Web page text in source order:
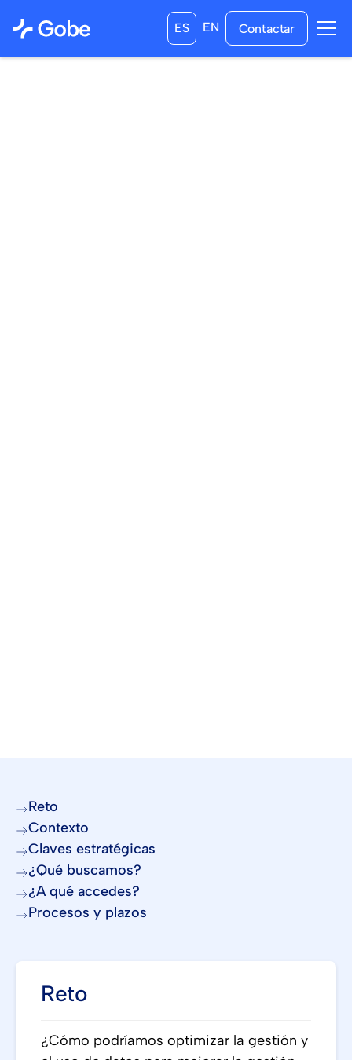
Reto
Contexto
Claves estratégicas
¿Qué buscamos?
¿A qué accedes?
Procesos y plazos
Reto
¿Cómo podríamos optimizar la gestión y
ES EN Contactar